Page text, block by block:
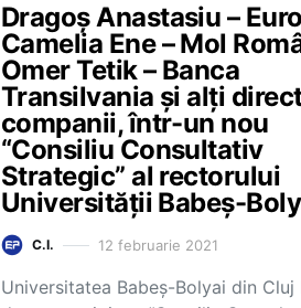
Dragoș Anastasiu –
Camelia Ene – Mol
Omer Tetik – Banca
Transilvania și alți
companii, într-un nou
“Consiliu Consultativ
Strategic” al rectorului
Universității Babeș-
C.I. 12 februarie 2021
Universitatea Babeș-Bolyai din Cluj